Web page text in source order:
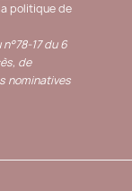
politique de
17 du 6
de
nominatives